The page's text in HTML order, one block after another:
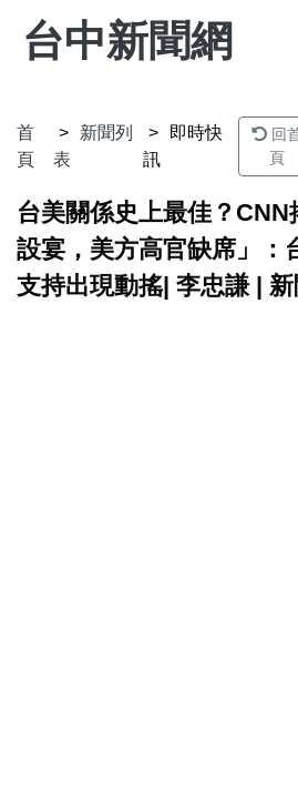
台中新聞網
首
頁
新聞列
表
即時快
訊
回
頁
台美關係史上最佳？
設宴，美方高官缺席」：
支持出現動搖| 李忠謙 | 新